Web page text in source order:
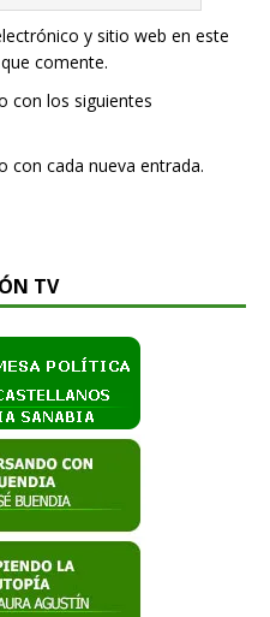
y sitio web en este
comente.
con los siguientes
con cada nueva entrada.
TV